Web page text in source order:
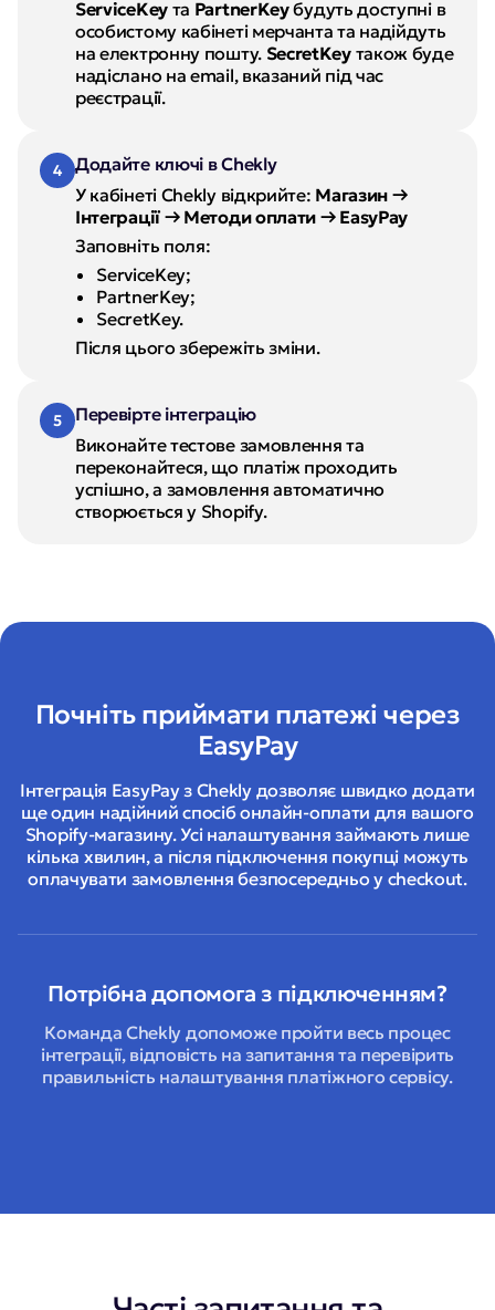
ServiceKey та PartnerKey будуть доступні в
особистому кабінеті мерчанта та надійдуть
на електронну пошту. SecretKey також буде
надіслано на email, вказаний під час
реєстрації.
4
Додайте ключі в Chekly
У кабінеті Chekly відкрийте: Магазин →
Інтеграції → Методи оплати → EasyPay
Заповніть поля:
ServiceKey;
PartnerKey;
SecretKey.
Після цього збережіть зміни.
5
Перевірте інтеграцію
Виконайте тестове замовлення та
переконайтеся, що платіж проходить
успішно, а замовлення автоматично
створюється у Shopify.
Почніть приймати платежі через
EasyPay
Інтеграція EasyPay з Chekly дозволяє швидко додати
ще один надійний спосіб онлайн-оплати для вашого
Shopify-магазину. Усі налаштування займають лише
кілька хвилин, а після підключення покупці можуть
оплачувати замовлення безпосередньо у checkout.
Потрібна допомога з підключенням?
Команда Chekly допоможе пройти весь процес
інтеграції, відповість на запитання та перевірить
правильність налаштування платіжного сервісу.